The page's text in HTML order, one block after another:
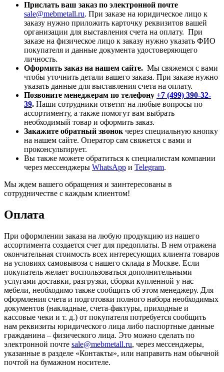
Прислать ваш заказ по электронной почте
sale@mebmetall.ru. При заказе на юридическое лицо к
заказу нужно приложить карточку реквизитов вашей
организации для выставления счета на оплату. При
заказе на физическое лицо к заказу нужно указать ФИО
покупателя и данные документа удостоверяющего
личность.
Оформить заказ на нашем сайте. Мы свяжемся с вами
чтобы уточнить детали вашего заказа. При заказе нужно
указать данные для выставления счета на оплату.
Позвоните менеджерам по телефону +7 (499) 390-32-
39. Наши сотрудники ответят на любые вопросы по
ассортименту, а также помогут вам выбрать
необходимый товар и оформить заказ.
Закажите обратный звонок через специальную кнопку
на нашем сайте. Оператор сам свяжется с вами и
проконсультирует.
Вы также можете обратиться к специалистам компании
через мессенджеры WhatsApp и Telegram.
Мы ждем вашего обращения и заинтересованы в
сотрудничестве с каждым клиентом!
Оплата
При оформлении заказа на любую продукцию из нашего
ассортимента создается счет для предоплаты. В нем отражена
окончательная стоимость всех интересующих клиента товаров
на условиях самовывоза с нашего склада в Москве. Если
покупатель желает воспользоваться дополнительными
услугами доставки, разгрузки, сборки купленной у нас
мебели, необходимо также сообщить об этом менеджеру. Для
оформления счета и подготовки полного набора необходимых
документов (накладные, счета-фактуры, приходные и
кассовые чеки и т. д.) от покупателя потребуется сообщить
нам реквизиты юридического лица либо паспортные данные
гражданина – физического лица. Это можно сделать по
электронной почте sale@mebmetall.ru, через мессенджеры,
указанные в разделе «Контакты», или направить нам обычной
почтой на бумажном носителе.